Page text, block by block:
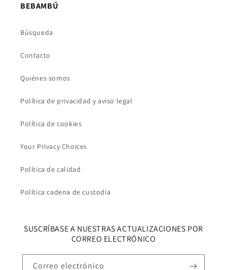
BEBAMBÚ
Búsqueda
Contacto
Quiénes somos
Política de privacidad y aviso legal
Política de cookies
Your Privacy Choices
Política de calidad
Política cadena de custodia
SUSCRÍBASE A NUESTRAS ACTUALIZACIONES POR
CORREO ELECTRÓNICO
Correo electrónico